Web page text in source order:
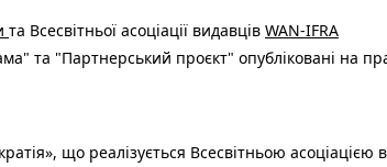
та Всесвітньої асоціації видавців WAN-IFRA
та "Партнерський проєкт" опубліковані на
що реалізується Всесвітньою асоціацією